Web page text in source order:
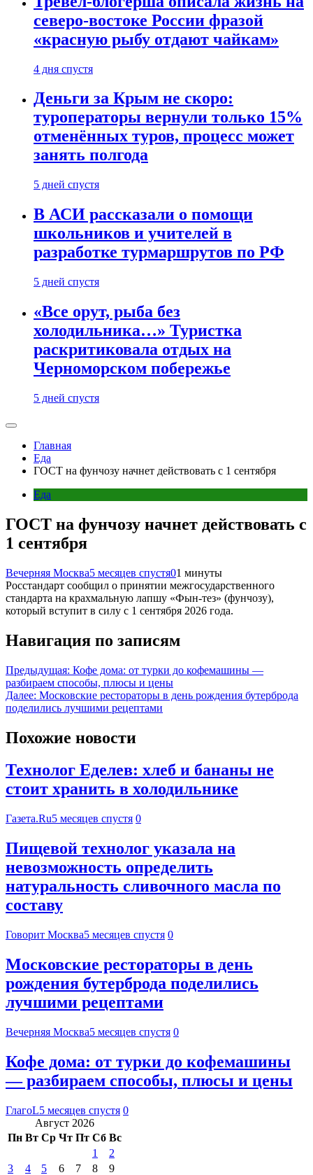
северо-востоке России фразой
«красную рыбу отдают чайкам»
4 дня спустя
Деньги за Крым не скоро:
туроператоры вернули только 15%
отменённых туров, процесс может
занять полгода
5 дней спустя
В АСИ рассказали о помощи
школьников и учителей в
разработке турмаршрутов по РФ
5 дней спустя
«Все орут, рыба без
холодильника…» Туристка
раскритиковала отдых на
Черноморском побережье
5 дней спустя
Главная
Еда
ГОСТ на фунчозу начнет действовать с 1 сентября
Еда
ГОСТ на фунчозу начнет действовать с
1 сентября
Вечерняя Москва5 месяцев спустя01 минуты
Росстандарт сообщил о принятии межгосударственного
стандарта на крахмальную лапшу «Фын-тез» (фунчозу),
который вступит в силу с 1 сентября 2026 года.
Навигация по записям
Предыдущая: Кофе дома: от турки до кофемашины —
разбираем способы, плюсы и цены
Далее: Московские рестораторы в день рождения бутерброда
поделились лучшими рецептами
Похожие новости
Технолог Еделев: хлеб и бананы не
стоит хранить в холодильнике
Газета.Ru5 месяцев спустя 0
Пищевой технолог указала на
невозможность определить
натуральность сливочного масла по
составу
Говорит Москва5 месяцев спустя 0
Московские рестораторы в день
рождения бутерброда поделились
лучшими рецептами
Вечерняя Москва5 месяцев спустя 0
Кофе дома: от турки до кофемашины
— разбираем способы, плюсы и цены
ГлагоL5 месяцев спустя 0
Август 2026
Пн Вт Ср Чт Пт Сб Вс
1
2
3
4 5 6 7 8
9